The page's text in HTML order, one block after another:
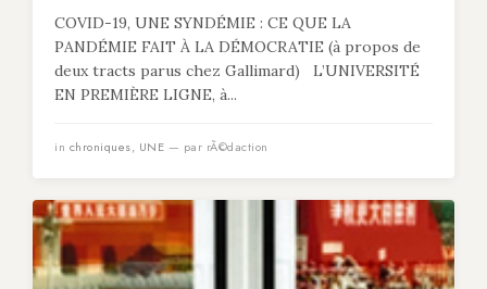
COVID-19, UNE SYNDÉMIE : CE QUE LA
PANDÉMIE FAIT À LA DÉMOCRATIE (à propos de
deux tracts parus chez Gallimard) L’UNIVERSITÉ
EN PREMIÈRE LIGNE, à...
in chroniques, UNE — par rÃ©daction